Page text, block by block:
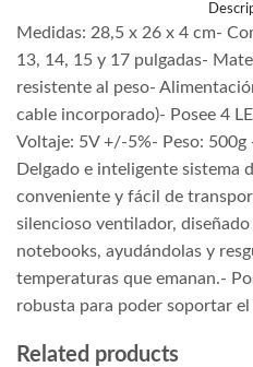
Medidas: 28,5 x 26 x 4 cm-
13, 14, 15 y 17 pulgadas-
resistente al peso-
cable incorporado)- Posee 4
Voltaje: 5V +/-5%- Peso:
Delgado e inteligente sistema
conveniente y fácil de
silencioso ventilador,
notebooks, ayudándolas y
temperaturas que emanan.-
robusta para poder soportar
Related products